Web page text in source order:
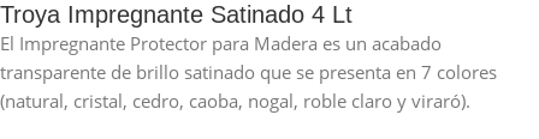
Troya Impregnante Satinado 4 Lt
El Impregnante Protector para Madera es un acabado
transparente de brillo satinado que se presenta en 7 colores
(natural, cristal, cedro, caoba, nogal, roble claro y viraró).